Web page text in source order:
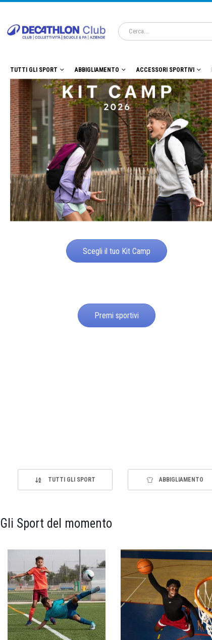
TUTTI GLI SPORT ABBIGLIAMENTO ACCESSORI SPORTIVI
Scegli il tuo Kit Camp
Premi sportivi
TUTTI GLI SPORT ABBIGLIAMENTO
Gli Sport del momento